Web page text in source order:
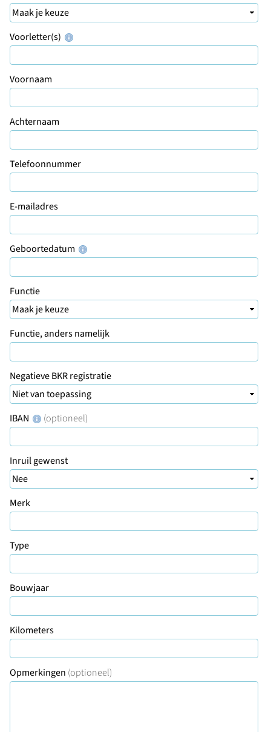
Voorletter(s)
Voornaam
Achternaam
Telefoonnummer
E-mailadres
Geboortedatum
Functie
Functie, anders namelijk
Negatieve BKR registratie
IBAN (optioneel)
Inruil gewenst
Merk
Type
Bouwjaar
Kilometers
Opmerkingen (optioneel)